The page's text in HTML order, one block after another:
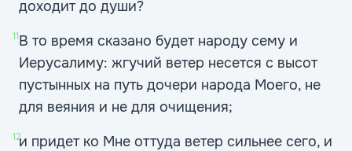
доходит до души?
11В то время сказано будет народу сему и
Иерусалиму: жгучий ветер несется с высот
пустынных на путь дочери народа Моего, не
для веяния и не для очищения;
12и придет ко Мне оттуда ветер сильнее сего, и